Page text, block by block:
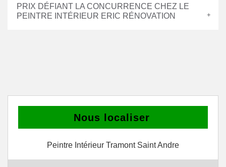
PRIX DÉFIANT LA CONCURRENCE CHEZ LE
PEINTRE INTÉRIEUR ERIC RÉNOVATION
Nous localiser
Peintre Intérieur Tramont Saint Andre